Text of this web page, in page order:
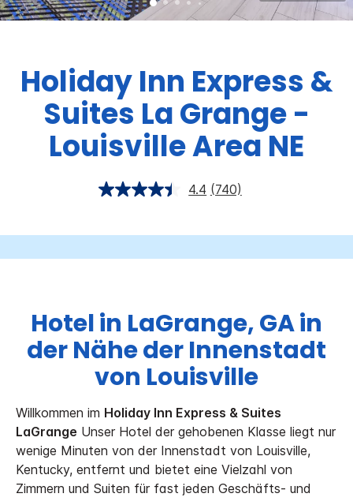
Holiday Inn Express &
Suites La Grange -
Louisville Area NE
4.4 (740)
Hotel in LaGrange, GA in
der Nähe der Innenstadt
von Louisville
Willkommen im Holiday Inn Express & Suites
LaGrange Unser Hotel der gehobenen Klasse liegt nur
wenige Minuten von der Innenstadt von Louisville,
Kentucky, entfernt und bietet eine Vielzahl von
Zimmern und Suiten für fast jeden Geschäfts- und